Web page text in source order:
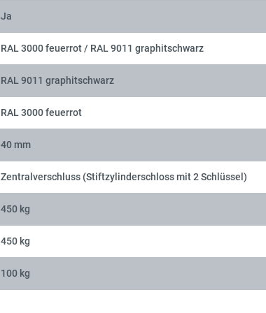
Ja
RAL 3000 feuerrot / RAL 9011 graphitschwarz
RAL 9011 graphitschwarz
RAL 3000 feuerrot
40 mm
Zentralverschluss (Stiftzylinderschloss mit 2 Schlüssel)
450 kg
450 kg
100 kg